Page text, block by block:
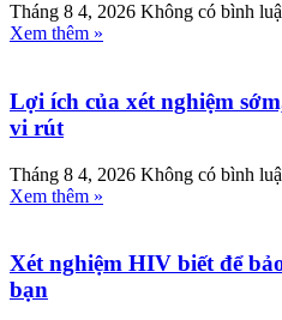
Tháng 8 4, 2026 Không có bình
Xem thêm »
Lợi ích của xét nghiệm
vi rút
Tháng 8 4, 2026 Không có bình
Xem thêm »
Xét nghiệm HIV biết để
bạn